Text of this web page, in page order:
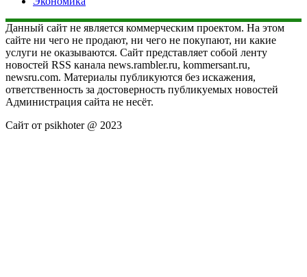
Данный сайт не является коммерческим проектом. На этом
сайте ни чего не продают, ни чего не покупают, ни какие
услуги не оказываются. Сайт представляет собой ленту
новостей RSS канала news.rambler.ru, kommersant.ru,
newsru.com. Материалы публикуются без искажения,
ответственность за достоверность публикуемых новостей
Администрация сайта не несёт.
Сайт от psikhoter @ 2023